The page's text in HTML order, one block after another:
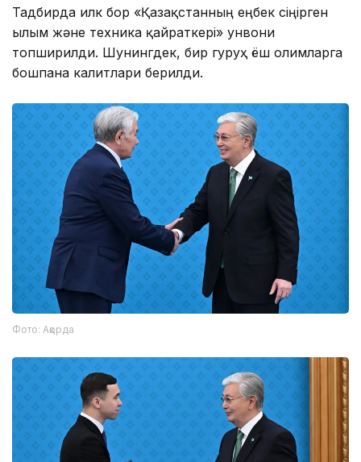
Тадбирда илк бор «Қазақстанның еңбек сіңірген
ғылым және техника қайраткері» унвони
топширилди. Шунингдек, бир гуруҳ ёш олимларга
бошпана калитлари берилди.
Фото: Ақорда